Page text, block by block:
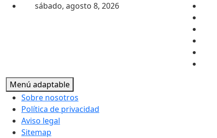
Saltar al contenidosábado, agosto 8, 2026
Menú adaptable
Sobre nosotros
Política de privacidad
Aviso legal
Sitemap